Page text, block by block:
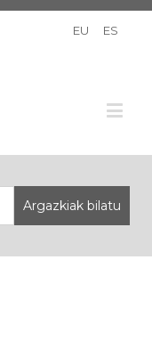
EU ES